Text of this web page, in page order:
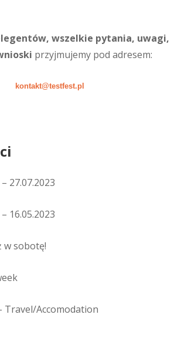
wszelkie pytania, uwagi,
przyjmujemy pod adresem:
kontakt@testfest.pl
27.07.2023
16.05.2023
w sobotę!
Travel/Accomodation